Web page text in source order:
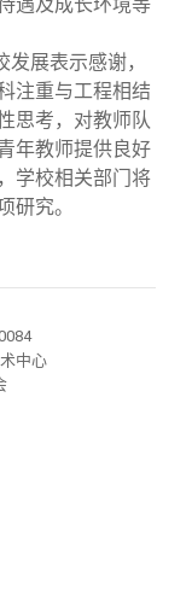
遇及成长环境等
展表示感谢，
注重与工程相结
思考，对教师队
年教师提供良好
学校相关部门将
研究。
中心